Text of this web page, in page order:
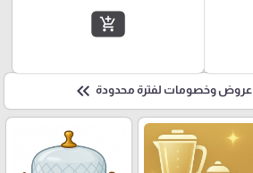
add_shopping_cart
عروض وخصومات لفترة محدودة keyboard_double_arrow_left